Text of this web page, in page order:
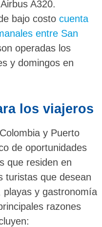
A320.
bajo costo cuenta
entre San
operadas los
y domingos en
los viajeros
y Puerto
de oportunidades
que residen en
turistas que desean
y gastronomía
razones